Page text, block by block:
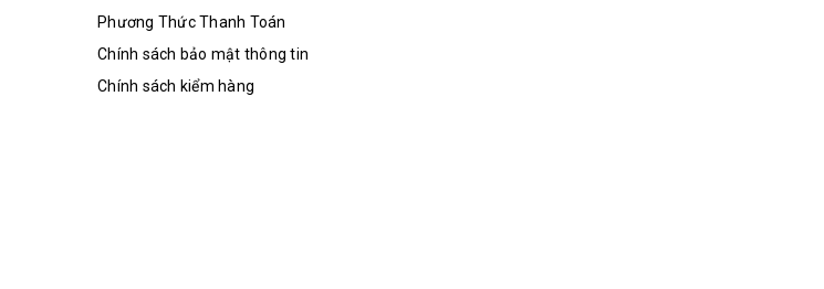
Phương Thức Thanh Toán
Chính sách bảo mật thông tin
Chính sách kiểm hàng